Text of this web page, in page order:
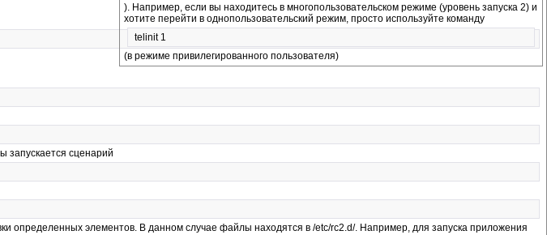
). Например, если вы находитесь в многопользовательском режиме (уровень запуска 2) и
хотите перейти в однопользовательский режим, просто используйте команду
telinit 1
(в режиме привилегированного пользователя)
запускается сценарий
определенных элементов. В данном случае файлы находятся в /etc/rc2.d/. Например, для запуска приложения